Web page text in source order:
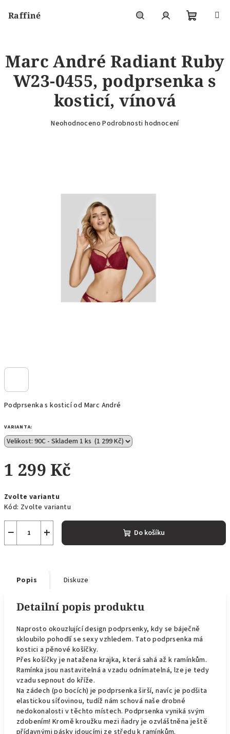
Raffiné
košík
Podprsenka s kosticí od Marc André
VARIANTA:
1 299 Kč
cena:
Zvolte variantu
Kód: Zvolte variantu
+
− Do košíku
Marc André Radiant Ruby
W23-0455, podprsenka s
kosticí, vínová
Průměrné
hvězdiček.
Neohodnoceno Podrobnosti hodnocení
Popis Diskuze
Detailní popis produktu
Naprosto okouzlující design podprsenky, kdy se báječně
skloubilo pohodlí se sexy vzhledem. Tato podprsenka má
kostici a pěnové košíčky.
Přes košíčky je natažena krajka, která sahá až k ramínkům.
Ramínka jsou nastavitelná a vzadu odnímatelná, lze je tedy
vzadu sepnout do kříže.
Na zádech (po bocích) je podprsenka širší, navíc je podšita
elastickou síťovinou, tudíž nám schová naše drobné
nedokonalosti v těchto místech. Podprsenka vyniká svým
zdobením! Kromě kroužku mezi ňadry je ozvláštněna ještě
přídavnými pásky jdoucími ze středu k ramínkům.